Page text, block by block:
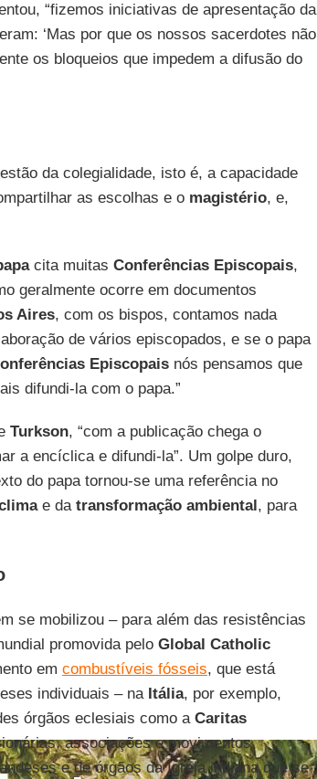
“fizemos iniciativas de apresentação da
‘Mas por que os nossos sacerdotes não
os bloqueios que impedem a difusão do
da colegialidade, isto é, a capacidade
as escolhas e o magistério, e,
cita muitas Conferências Episcopais,
geralmente ocorre em documentos
Aires, com os bispos, contamos nada
de vários episcopados, e se o papa
Episcopaisnós pensamos que
difundi-la com o papa.”
Turkson, “com a publicação chega o
a encíclica e difundi-la”. Um golpe duro,
do papa tornou-se uma referência no
e da transformação ambiental, para
se mobilizou – para além das resistências
promovida pelo Global Catholic
em combustíveis fósseis, que está
individuais – na Itália, por exemplo,
órgãos eclesiais como a Caritas
associações e movimentos
e de órgãos da Igreja indiana que se